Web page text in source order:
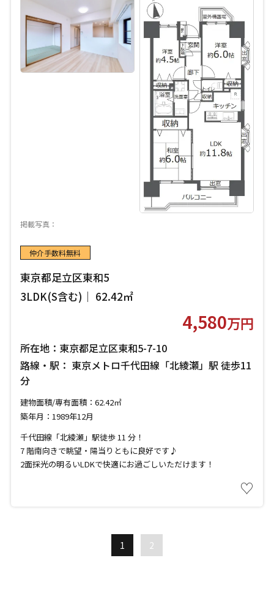
掲載写真：
仲介手数料無料
東京都足立区東和5
3LDK(S含む)｜ 62.42㎡
4,580万円
所在地：東京都足立区東和5-7-10
路線・駅： 東京メトロ千代田線「北綾瀬」駅 徒歩11
分
建物面積/専有面積：62.42㎡
築年月：1989年12月
千代田線「北綾瀬」駅徒歩 11 分！
7 階南向きで眺望・陽当りともに良好です♪
2面採光の明るいLDKで快適にお過ごしいただけます！
♡
1 2